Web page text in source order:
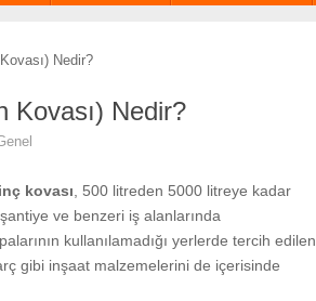
Nedir?
Kovası) Nedir?
kovası , 500 litreden 5000 litreye kadar
ve benzeri iş alanlarında
kullanılamadığı yerlerde tercih edilen
gibi inşaat malzemelerini de içerisinde